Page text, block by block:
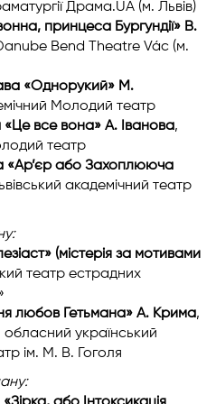
Драма.UA (м. Львів)
принцеса Бургундії» В.
Bend Theatre Vác (м.
«Однорукий» М.
Молодий театр
все вона» А. Іванова,
театр
«Ар’єр або Захоплююча
академічний театр
(містерія за мотивами
театр естрадних
любов Гетьмана» А. Крима,
обласний український
ім. М. В. Гоголя